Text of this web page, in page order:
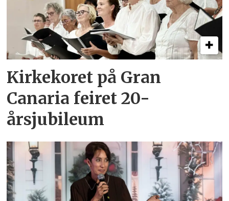
Kirkekoret på Gran
Canaria feiret 20-
årsjubileum